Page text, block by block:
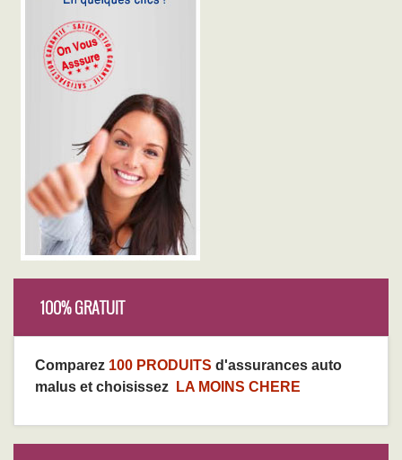
100% GRATUIT
Comparez 100 PRODUITS d'assurances auto
malus et choisissez
LA MOINS CHERE